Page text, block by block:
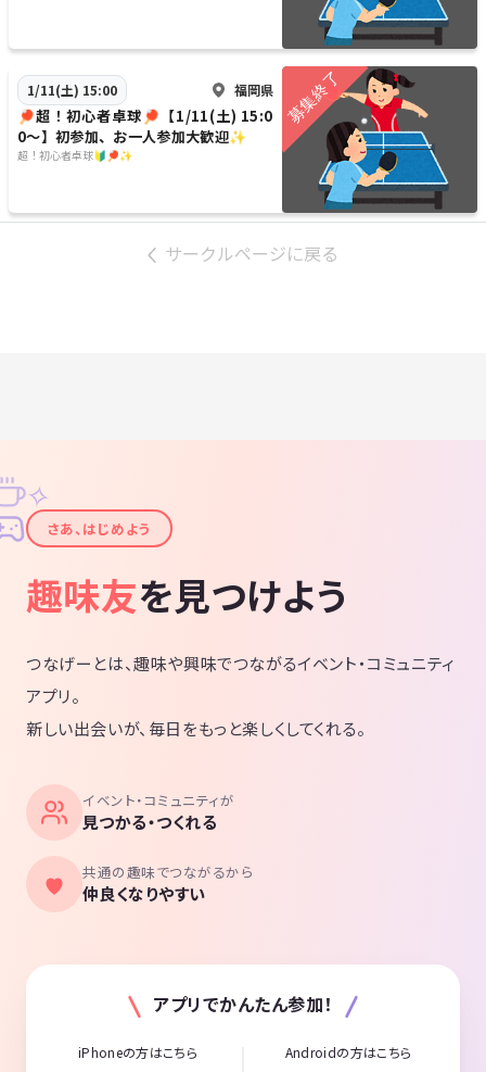
1/11(土) 15:00 福岡県
🏓超！初心者卓球🏓【1/11(土) 15:0
0〜】初参加、お一人参加大歓迎✨
超！初心者卓球🔰🏓✨
サークルページに戻る
✦
✧
さあ、はじめよう
趣味友を見つけよう
つなげーとは、趣味や興味でつながるイベント・コミュニティ
アプリ。
新しい出会いが、毎日をもっと楽しくしてくれる。
イベント・コミュニティが
見つかる・つくれる
共通の趣味でつながるから
仲良くなりやすい
アプリでかんたん参加！
iPhoneの方はこちら Androidの方はこちら